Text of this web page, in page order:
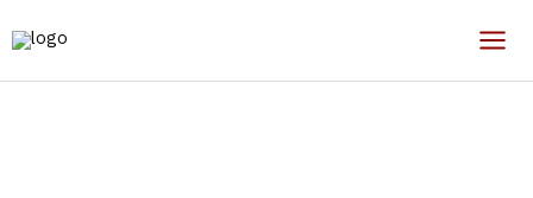
to
content